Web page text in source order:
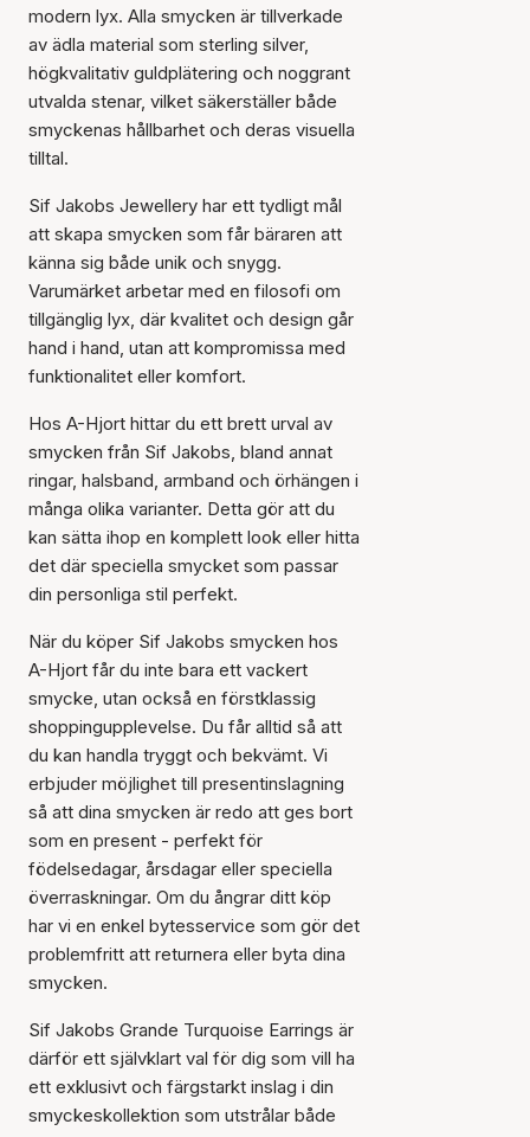
Artikeln har lagts till i
modern lyx. Alla smycken är tillverkade
av ädla material som sterling silver,
högkvalitativ guldplätering och noggrant
utvalda stenar, vilket säkerställer både
smyckenas hållbarhet och deras visuella
tilltal.
Sif Jakobs Jewellery har ett tydligt mål
att skapa smycken som får bäraren att
känna sig både unik och snygg.
Varumärket arbetar med en filosofi om
tillgänglig lyx, där kvalitet och design går
hand i hand, utan att kompromissa med
funktionalitet eller komfort.
Hos A-Hjort hittar du ett brett urval av
smycken från Sif Jakobs, bland annat
ringar, halsband, armband och örhängen i
många olika varianter. Detta gör att du
kan sätta ihop en komplett look eller hitta
det där speciella smycket som passar
din personliga stil perfekt.
När du köper Sif Jakobs smycken hos
A-Hjort får du inte bara ett vackert
smycke, utan också en förstklassig
shoppingupplevelse. Du får alltid så att
du kan handla tryggt och bekvämt. Vi
erbjuder möjlighet till presentinslagning
så att dina smycken är redo att ges bort
som en present - perfekt för
födelsedagar, årsdagar eller speciella
överraskningar. Om du ångrar ditt köp
har vi en enkel bytesservice som gör det
problemfritt att returnera eller byta dina
smycken.
Sif Jakobs Grande Turquoise Earrings är
därför ett självklart val för dig som vill ha
ett exklusivt och färgstarkt inslag i din
smyckeskollektion som utstrålar både